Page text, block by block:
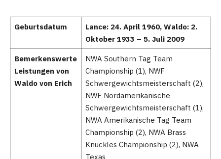
Geburtsdatum
Lance: 24. April 1960, Waldo: 2.
Oktober 1933 – 5. Juli 2009
Bemerkenswerte
Leistungen von
Waldo von Erich
NWA Southern Tag Team
Championship (1), NWF
Schwergewichtsmeisterschaft (2),
NWF Nordamerikanische
Schwergewichtsmeisterschaft (1),
NWA Amerikanische Tag Team
Championship (2), NWA Brass
Knuckles Championship (2), NWA
Texas